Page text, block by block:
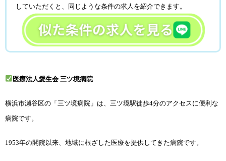
していただくと、同じような条件の求人を紹介できます。
医療法人愛生会 三ツ境病院
横浜市瀬谷区の「三ツ境病院」は、三ツ境駅徒歩4分のアクセスに便利な
病院です。
1953年の開院以来、地域に根ざした医療を提供してきた病院です。